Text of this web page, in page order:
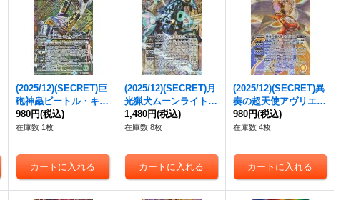
(2025/12)(SECRET)巨
砲神蟲ビートル・キャ
ノン【X-SEC】{BS72
-X04}《緑》
980円(税込)
在庫数 1枚
(2025/12)(SECRET)月
光猟犬ムーンライト・
ガンドッグ【X-SEC】
{BS72-X05}《白》
1,480円(税込)
在庫数 8枚
(2025/12)(SECRET)異
奏の超天使アヴリエル
【X-SEC】{BS72-X0
6}《黄》
980円(税込)
在庫数 4枚